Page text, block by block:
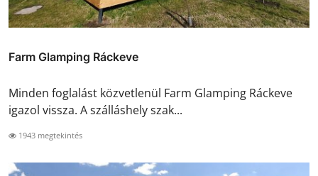
Farm Glamping Ráckeve
Minden foglalást közvetlenül Farm Glamping Ráckeve
igazol vissza. A szálláshely szak...
1943 megtekintés